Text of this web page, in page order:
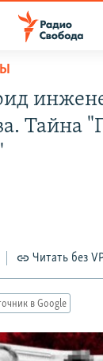
Тайна
Читать без
в Google